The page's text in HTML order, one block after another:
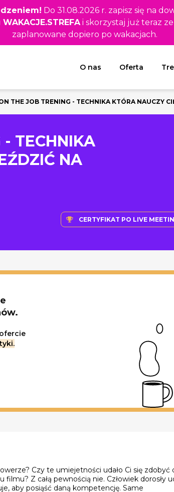
Do 31.08.2026 r. zapisz się na
WAKACJE.STREFAi skorzystaj już teraz
zaplanowane dopiero po wakacjach.
O nas Oferta
THE JOB TRENING - TECHNIKA KTÓRA NAUCZY
- TECHNIKA
NA
CERTYFIKAT PO LIVE
Czy te umiejetności udało Ci się zdobyć
Z całą pewnością nie. Człowiek dorosły
aby posiąść daną kompetencję. Same